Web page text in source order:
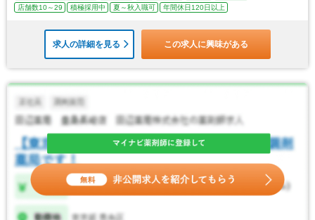
店舗数10～29
積極採用中 夏～秋入職可 年間休日120日以上
求人の詳細を見る この求人に興味がある